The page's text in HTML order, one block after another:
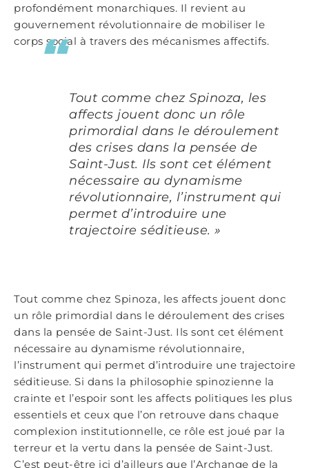
profondément monarchiques. Il revient au
gouvernement révolutionnaire de mobiliser le
corps social à travers des mécanismes affectifs.
Tout comme chez Spinoza, les
affects jouent donc un rôle
primordial dans le déroulement
des crises dans la pensée de
Saint-Just. Ils sont cet élément
nécessaire au dynamisme
révolutionnaire, l’instrument qui
permet d’introduire une
trajectoire séditieuse. »
Tout comme chez Spinoza, les affects jouent donc
un rôle primordial dans le déroulement des crises
dans la pensée de Saint-Just. Ils sont cet élément
nécessaire au dynamisme révolutionnaire,
l’instrument qui permet d’introduire une trajectoire
séditieuse. Si dans la philosophie spinozienne la
crainte et l’espoir sont les affects politiques les plus
essentiels et ceux que l’on retrouve dans chaque
complexion institutionnelle, ce rôle est joué par la
terreur et la vertu dans la pensée de Saint-Just.
C’est peut-être ici d’ailleurs que l’Archange de la